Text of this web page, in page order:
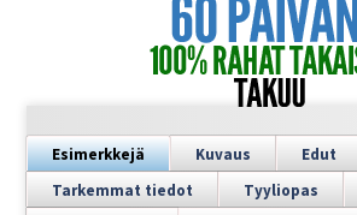
Esimerkkejä Kuvaus
Edut
Tarkemmat tiedot
Tyyliopas